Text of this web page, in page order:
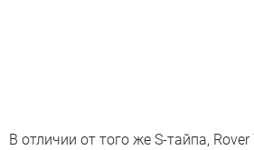
В отличии от того же S-тайпа,